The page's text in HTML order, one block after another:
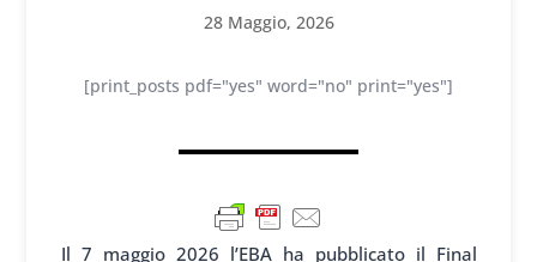
28 Maggio, 2026
[print_posts pdf="yes" word="no" print="yes"]
Il 7 maggio 2026 l’EBA ha pubblicato il Final